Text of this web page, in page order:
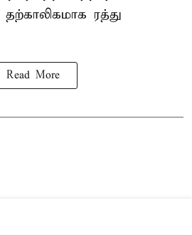
ரத்து
Read More